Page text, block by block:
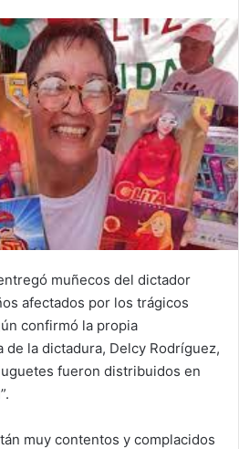
muñecos del dictador
afectados por los trágicos
confirmó la propia
la dictadura, Delcy Rodríguez,
fueron distribuidos en
muy contentos y complacidos